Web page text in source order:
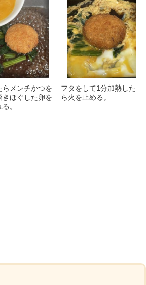
らメンチかつを
きほぐした卵を
。
フタをして1分加熱した
ら火を止める。